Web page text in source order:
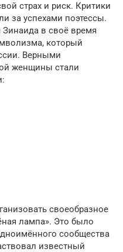
страх и риск. Критики
за успехами поэтессы.
Зинаида в своё время
который
Верными
женщины стали
своеобразное
лампа». Это было
сообщества
известный